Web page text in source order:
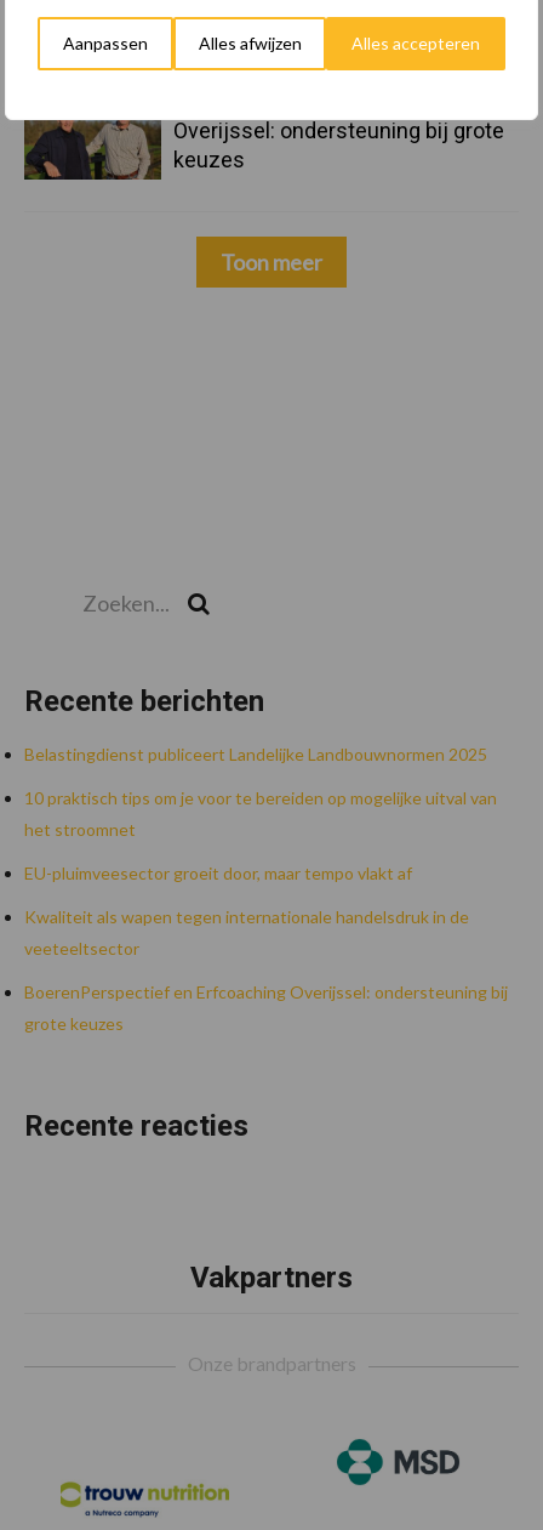
Aanpassen Alles afwijzen Alles accepteren
veeteeltsector
Overijssel: ondersteuning bij grote
keuzes
Toon meer
Recente berichten
Belastingdienst publiceert Landelijke Landbouwnormen 2025
10 praktisch tips om je voor te bereiden op mogelijke uitval van
het stroomnet
EU-pluimveesector groeit door, maar tempo vlakt af
Kwaliteit als wapen tegen internationale handelsdruk in de
veeteeltsector
BoerenPerspectief en Erfcoaching Overijssel: ondersteuning bij
grote keuzes
Recente reacties
Vakpartners
Onze brandpartners